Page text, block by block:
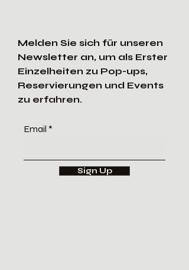
Melden Sie sich für unseren
Newsletter an, um als Erster
Einzelheiten zu Pop-ups,
Reservierungen und Events
zu erfahren.
Email
Sign Up